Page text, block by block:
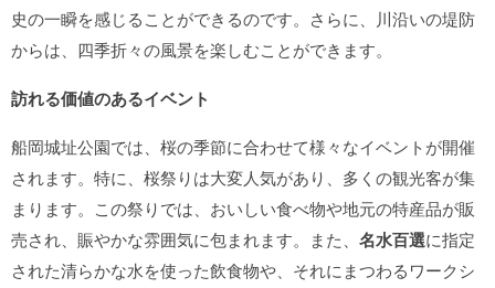
史の一瞬を感じることができるのです。さらに、川沿いの堤防
からは、四季折々の風景を楽しむことができます。
訪れる価値のあるイベント
船岡城址公園では、桜の季節に合わせて様々なイベントが開催
されます。特に、桜祭りは大変人気があり、多くの観光客が集
まります。この祭りでは、おいしい食べ物や地元の特産品が販
売され、賑やかな雰囲気に包まれます。また、 名水百選に指定
された清らかな水を使った飲食物や、それにまつわるワークシ